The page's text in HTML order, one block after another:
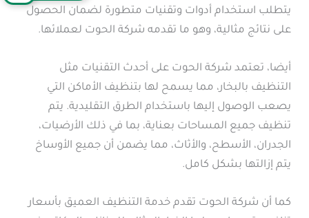
يتطلب استخدام أدوات وتقنيات متطورة لضمان الحصول
على نتائج مثالية، وهو ما تقدمه شركة الحوت لعملائها.
أيضا، تعتمد شركة الحوت على أحدث التقنيات مثل
التنظيف بالبخار، مما يسمح لها بتنظيف الأماكن التي
يصعب الوصول إليها باستخدام الطرق التقليدية. يتم
تنظيف جميع المساحات بعناية، بما في ذلك الأرضيات،
الجدران، الأسطح، والأثاث، مما يضمن أن جميع الأوساخ
يتم إزالتها بشكل كامل.
كما أن شركة الحوت تقدم خدمة التنظيف العميق بأسعار